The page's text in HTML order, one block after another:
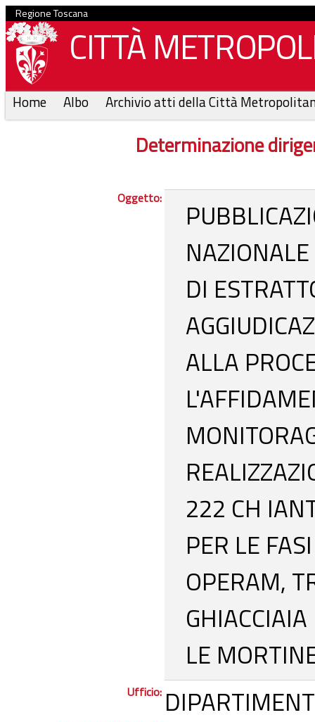
Regione Toscana
CITTÀ
Home Albo Archivio atti della Città
Determinazione
Oggetto:
DI
ALLA
222 CH
PER LE
OPERAM,
LE
Ufficio: